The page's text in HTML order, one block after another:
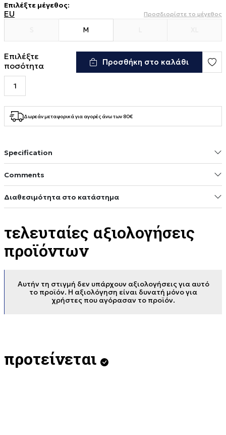
Επιλέξτε μέγεθος:
EU Προσδιορίστε το μέγεθος
M
Επιλέξτε
ποσότητα
Προσθήκη στο καλάθι
Δωρεάν μεταφορικά για αγορές άνω των 80€
Specification
Comments
Διαθεσιμότητα στο κατάστημα
τελευταίες αξιολογήσεις
προϊόντων
Αυτήν τη στιγμή δεν υπάρχουν αξιολογήσεις για αυτό
το προϊόν. Η αξιολόγηση είναι δυνατή μόνο για
χρήστες που αγόρασαν το προϊόν.
προτείνεται